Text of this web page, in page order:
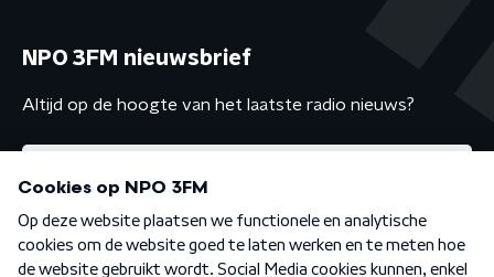
NPO 3FM nieuwsbrief
Altijd op de hoogte van het laatste radio nieuws?